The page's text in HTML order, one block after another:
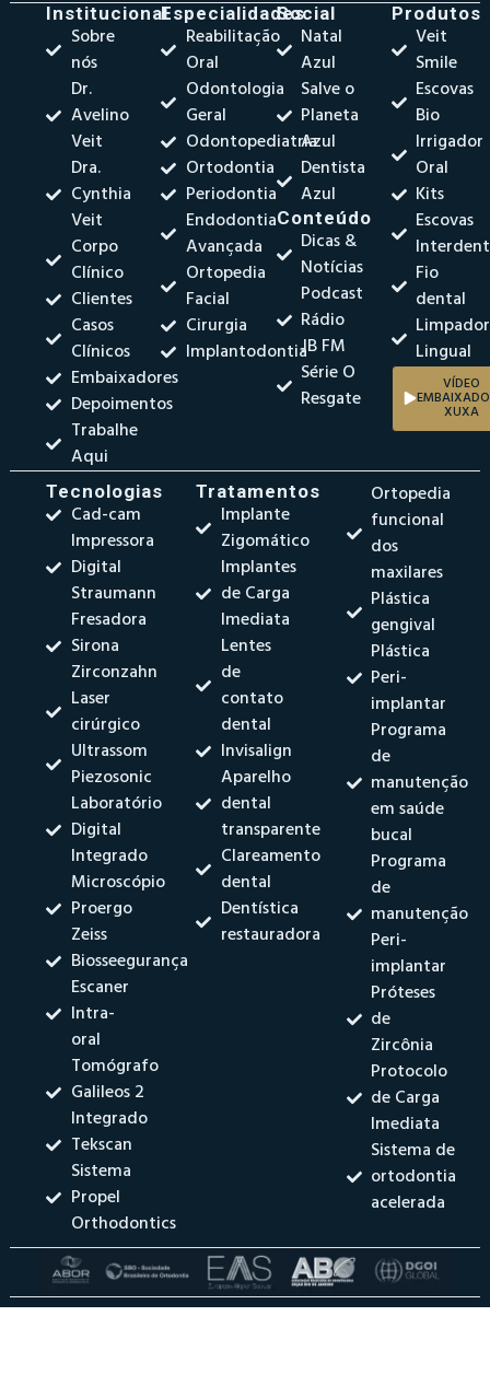
Institucional
Sobre
nós
Dr.
Avelino
Veit
Dra.
Cynthia
Veit
Corpo
Clínico
Clientes
Casos
Clínicos
Embaixadores
Depoimentos
Trabalhe
Aqui
Especialidades
Reabilitação
Oral
Odontologia
Geral
Odontopediatria
Ortodontia
Periodontia
Endodontia
Avançada
Ortopedia
Facial
Cirurgia
Implantodontia
Social
Natal
Azul
Salve o
Planeta
Azul
Dentista
Azul
Conteúdo
Dicas &
Notícias
Podcast
Rádio
JB FM
Série O
Resgate
Produtos
Veit
Smile
Escovas
Bio
Irrigador
Oral
Kits
Escovas
Fio
dental
Limpador
Lingual
VÍDEO
XUXA
Tecnologias
Cad-cam
Impressora
Digital
Straumann
Fresadora
Sirona
Zirconzahn
Laser
cirúrgico
Ultrassom
Piezosonic
Laboratório
Digital
Integrado
Microscópio
Proergo
Zeiss
Biosseegurança
Escaner
Intra-
oral
Tomógrafo
Galileos 2
Integrado
Tekscan
Sistema
Propel
Orthodontics
Tratamentos
Implante
Zigomático
Implantes
de Carga
Imediata
Lentes
de
contato
dental
Invisalign
Aparelho
dental
transparente
Clareamento
dental
Dentística
restauradora
Ortopedia
funcional
dos
maxilares
Plástica
gengival
Plástica
Peri-
implantar
Programa
de
manutenção
em saúde
bucal
Programa
de
manutenção
Peri-
implantar
Próteses
de
Zircônia
Protocolo
de Carga
Imediata
Sistema de
ortodontia
acelerada